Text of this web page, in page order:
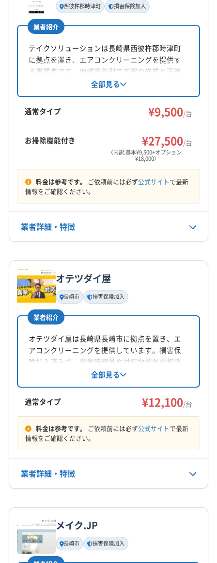
瀬川翔
所在地
長崎県長崎市草住町5 佐藤ビル2 F
対応地域
長崎市 島原市
西彼杵郡時津町
西彼杵郡長与町
電話番号
公式HP
西彼杵郡時津町 損害保険加入
業者紹介
テイクソリューションは長崎県西彼杵郡時津町
に拠点を置き、エアコンクリーニングを提供す
る事業者です。地域密着型で丁寧な作業と迅速
な対応を心がけ、損害保険加入済み。基本料金
9500円からで、複数台割引やオプションサービ
スも充実。土日祝日対応、保証付きです。
全部見る
通常タイプ ¥9,500/台
お掃除機能付き ¥27,500/台
（内訳:基本¥9,500+オプション
¥18,000）
料金は参考です。 ご依頼前には必ず公式サイトで最新
情報をご確認ください。
業者詳細・特徴
基本情報
代表者名
江藤
所在地
長崎県西彼杵郡時津町久留里郷1086
対応地域
諫早市
西彼杵郡時津町
西彼杵郡長与町
電話番号
非公開
公式サイトを見る
オテツダイ屋
長崎市 損害保険加入
業者紹介
オテツダイ屋は長崎県長崎市に拠点を置き、エ
アコンクリーニングを提供しています。損害保
険加入済みで、営業時間外や対応地域外の相談
も可能です。基本料金は一律12,100円/台。土日
祝日も対応し、保証付きです。長崎市、諫早
市、大村市などでサービスを展開しています。
全部見る
通常タイプ ¥12,100/台
料金は参考です。 ご依頼前には必ず公式サイトで最新
情報をご確認ください。
業者詳細・特徴
基本情報
代表者名
非公開
メイク.JP
長崎市 損害保険加入